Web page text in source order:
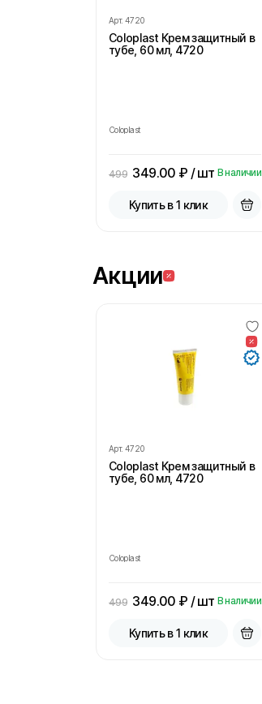
Арт. 4720
Coloplast Крем защитный в
тубе, 60 мл, 4720
Coloplast
499 349.00 ₽ / шт В наличии
Купить в 1 клик
Акции
Арт. 4720
Coloplast Крем защитный в
тубе, 60 мл, 4720
Coloplast
499 349.00 ₽ / шт В наличии
Купить в 1 клик